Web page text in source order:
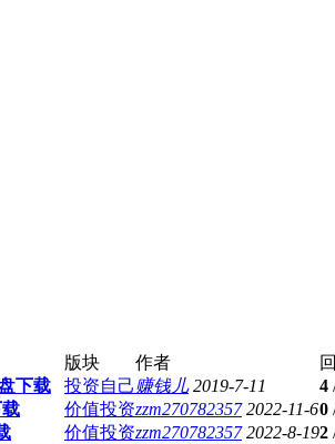
版块 作者
下载
投资自己赚钱儿 2019-7-11 4
价值投资zzm270782357 2022-11-60
价值投资zzm270782357 2022-8-192